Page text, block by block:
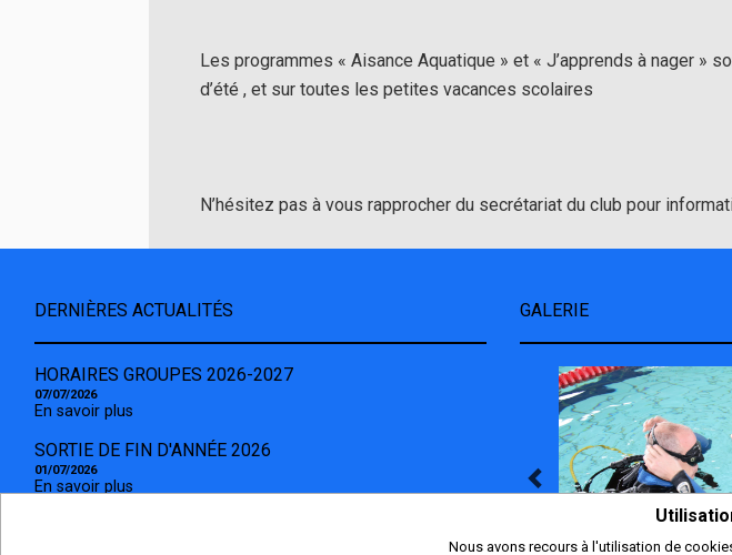
Les programmes « Aisance Aquatique » et « J’apprends à nager »
d’été , et sur toutes les petites vacances scolaires
N’hésitez pas à vous rapprocher du secrétariat du club pour
DERNIÈRES ACTUALITÉS
HORAIRES GROUPES 2026-2027
07/07/2026
En savoir plus
SORTIE DE FIN D'ANNÉE 2026
01/07/2026
En savoir plus
GALERIE
Nous avons recours à l'utilisation de